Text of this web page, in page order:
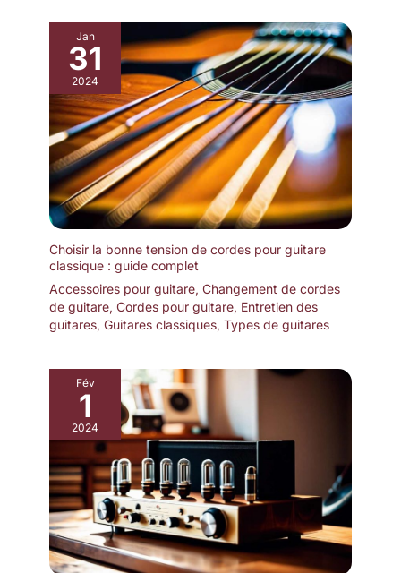
Jan
31
2024
Choisir la bonne tension de cordes pour guitare
classique : guide complet
Accessoires pour guitare, Changement de cordes
de guitare, Cordes pour guitare, Entretien des
guitares, Guitares classiques, Types de guitares
Fév
1
2024